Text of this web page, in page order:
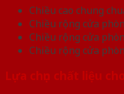
Chiều cao chung
Chiều rộng cửa
Chiều rộng cửa
Chiều rộng cửa
Lựa chọn chất liệu